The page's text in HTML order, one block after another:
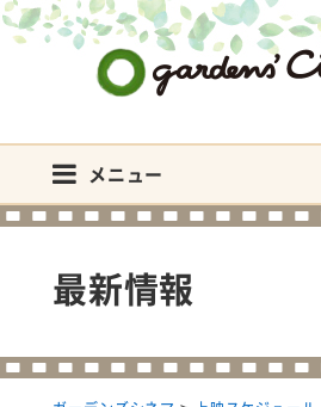
メニュー
最新情報